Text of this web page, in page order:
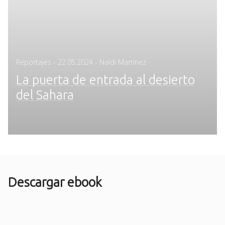
Reportajes - Posted
22.05.2024 - Naldi Martínez
La puerta de entrada al desierto
del Sahara
Descargar ebook